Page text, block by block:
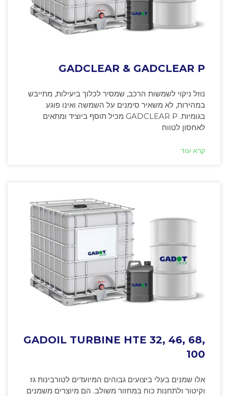
GADCLEAR & GADCLEAR P
נוזל ניקוי לשמשות הרכב, שמסיר לכלוך ביעילות, מתייבש
במהירות, לא משאיר סימנים על השמשה ואינו פוגע
בגומיות. GADCLEAR P מכיל תוסף ביוציד ומתאים
לאחסון לטווח
קרא עוד
GADOIL TURBINE HTE 32, 46, 68,
100
אלו שמנים בעלי ביצועים גבוהים המיועדים לטורבינות גז
וקיטור ולתחנות כוח במחזור משולב. הם מיוצרים משמנים